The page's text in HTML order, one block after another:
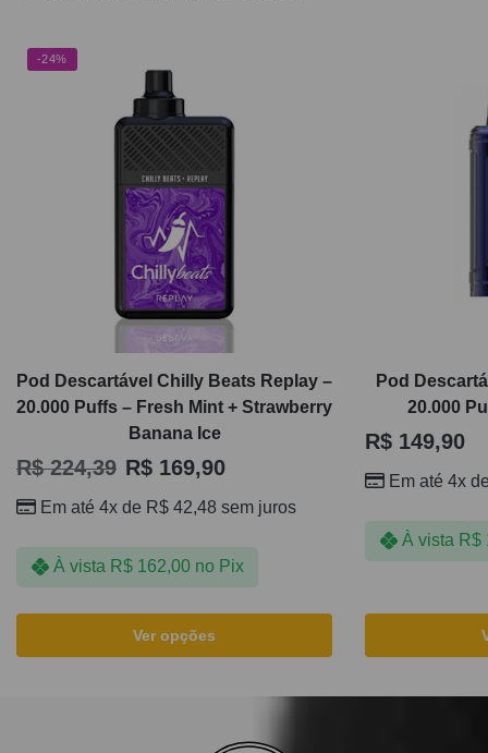
-24%
Pod Descartável Chilly Beats Replay –
20.000 Puffs – Fresh Mint + Strawberry
Banana Ice
R$224,39 R$ 169,90
Em até 4x de R$ 42,48 sem juros
À vista R$162,00 no Pix
Ver opções
Pod
20.000
R$ 149,90
Em até 4x
À vista R$